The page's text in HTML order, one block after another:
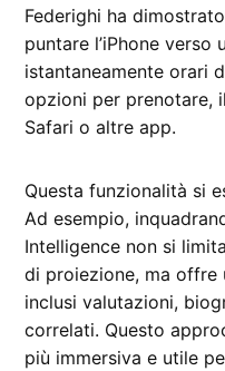
Federighi ha
puntare l’iPhone
istantaneamente orari
opzioni per prenotare,
Safari o altre app.
Questa funzionalità si
Ad esempio,
Intelligence non si
di proiezione, ma offre
inclusi valutazioni,
correlati. Questo
più immersiva e utile